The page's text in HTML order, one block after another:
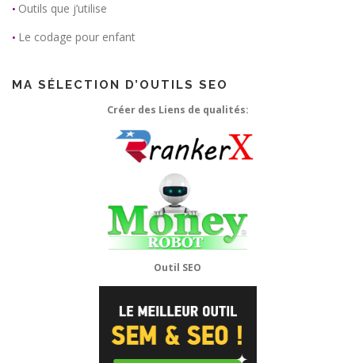
• Outils que j’utilise
• Le codage pour enfant
MA SÉLECTION D’OUTILS SEO
Créer des Liens de qualités:
Outil SEO